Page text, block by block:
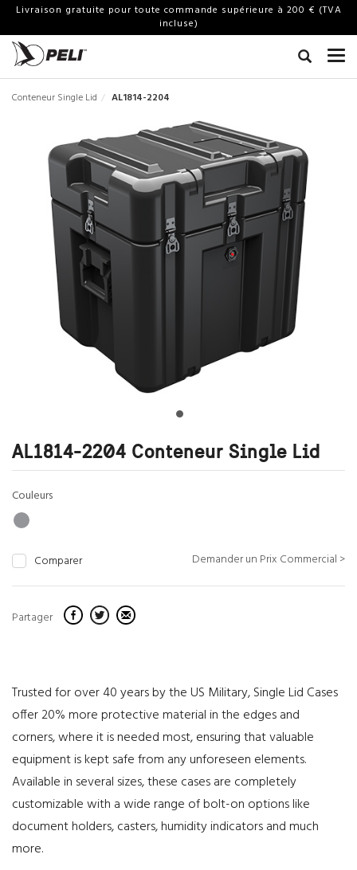
Livraison gratuite pour toute commande supérieure à 200 € (TVA
incluse)
Conteneur Single Lid AL1814-2204
AL1814-2204 Conteneur Single Lid
Couleurs
Comparer Demander un Prix Commercial >
Partager
Trusted for over 40 years by the US Military, Single Lid Cases
offer 20% more protective material in the edges and
corners, where it is needed most, ensuring that valuable
equipment is kept safe from any unforeseen elements.
Available in several sizes, these cases are completely
customizable with a wide range of bolt-on options like
document holders, casters, humidity indicators and much
more.